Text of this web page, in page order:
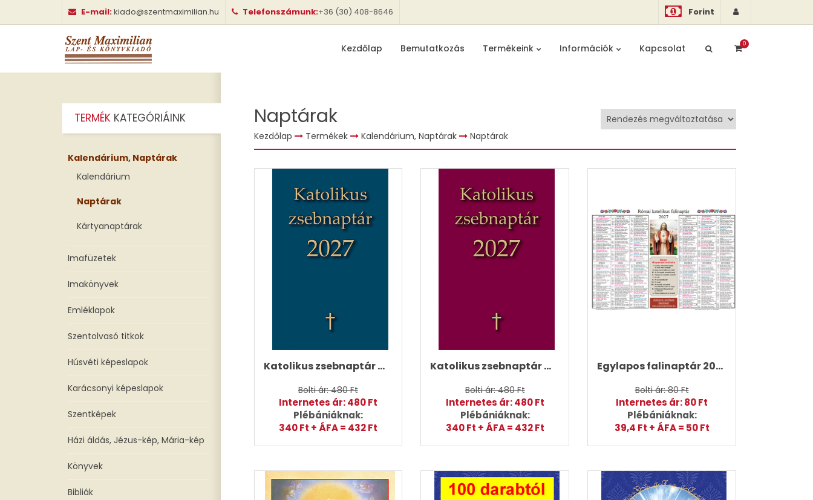
E-mail:kiado@szentmaximilian.hu Telefonszámunk:+36 (30) 408-8646 Forint
Kezdőlap Bemutatkozás Termékeink Információk Kapcsolat 0
TERMÉK KATEGÓRIÁINK
Kalendárium, Naptárak
Kalendárium
Naptárak
Kártyanaptárak
Imafüzetek
Imakönyvek
Emléklapok
Szentolvasó titkok
Húsvéti képeslapok
Karácsonyi képeslapok
Szentképek
Házi áldás, Jézus-kép, Mária-kép
Könyvek
Bibliák
Naptárak
Kezdőlap Termékek Kalendárium, Naptárak Naptárak
Katolikus zsebnaptár 2027 (2. típus)
Bolti ár: 480 Ft
Internetes ár: 480 Ft
Plébániáknak:
340 Ft + ÁFA = 432 Ft
Katolikus zsebnaptár 2027 (1. típus)
Bolti ár: 480 Ft
Internetes ár: 480 Ft
Plébániáknak:
340 Ft + ÁFA = 432 Ft
Egylapos falinaptár 2027
Bolti ár: 80 Ft
Internetes ár: 80 Ft
Plébániáknak:
39,4 Ft + ÁFA = 50 Ft